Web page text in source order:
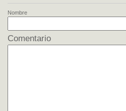
Nombre
Comentario